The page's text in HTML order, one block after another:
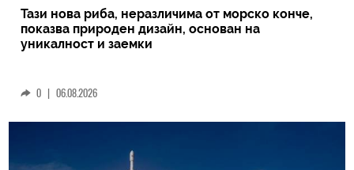
Тази нова риба, неразличима от морско конче,
показва природен дизайн, основан на
уникалност и заемки
0 | 06.08.2026